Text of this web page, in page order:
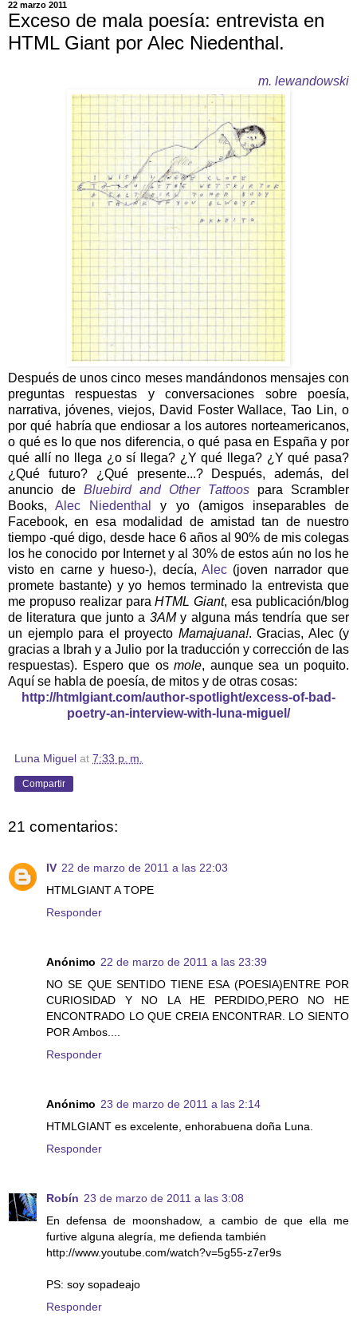
22 marzo 2011
Exceso de mala poesía: entrevista en
HTML Giant por Alec Niedenthal.
m. lewandowski
Después de unos cinco meses mandándonos mensajes con
preguntas respuestas y conversaciones sobre poesía,
narrativa, jóvenes, viejos, David Foster Wallace, Tao Lin, o
por qué habría que endiosar a los autores norteamericanos,
o qué es lo que nos diferencia, o qué pasa en España y por
qué allí no llega ¿o sí llega? ¿Y qué llega? ¿Y qué pasa?
¿Qué futuro? ¿Qué presente...? Después, además, del
anuncio de Bluebird and Other Tattoos para Scrambler
Books,Alec Niedenthaly yo (amigos inseparables de
Facebook, en esa modalidad de amistad tan de nuestro
tiempo -qué digo, desde hace 6 años al 90% de mis colegas
los he conocido por Internet y al 30% de estos aún no los he
visto en carne y hueso-), decía, Alec (joven narrador que
promete bastante) y yo hemos terminado la entrevista que
me propuso realizar paraHTML Giant, esa publicación/blog
de literatura que junto a 3AMy alguna más tendría que ser
un ejemplo para el proyecto Mamajuana!. Gracias, Alec (y
gracias a Ibrah y a Julio por la traducción y corrección de las
respuestas). Espero que os mole, aunque sea un poquito.
Aquí se habla de poesía, de mitos y de otras cosas:
http://htmlgiant.com/author-spotlight/excess-of-bad-
poetry-an-interview-with-luna-miguel/
Luna Miguel at 7:33 p. m.
Compartir
21 comentarios:
IV 22 de marzo de 2011 a las 22:03
HTMLGIANT A TOPE
Responder
Anónimo 22 de marzo de 2011 a las 23:39
NO SE QUE SENTIDO TIENE ESA (POESIA)ENTRE POR
CURIOSIDAD Y NO LA HE PERDIDO,PERO NO HE
ENCONTRADO LO QUE CREIA ENCONTRAR. LO SIENTO
POR Ambos....
Responder
Anónimo 23 de marzo de 2011 a las 2:14
HTMLGIANT es excelente, enhorabuena doña Luna.
Responder
Robín 23 de marzo de 2011 a las 3:08
En defensa de moonshadow, a cambio de que ella me
furtive alguna alegría, me defienda también
http://www.youtube.com/watch?v=5g55-z7er9s
PS: soy sopadeajo
Responder